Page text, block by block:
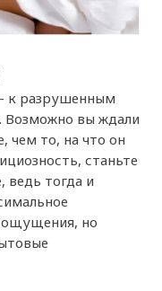
к разрушенным
вы ждали
чем то, на что он
станьте
ведь тогда и
ощущения, но